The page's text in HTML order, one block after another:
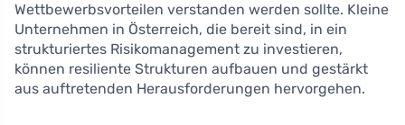
Wettbewerbsvorteilen verstanden werden sollte. Kleine
Unternehmen in Österreich, die bereit sind, in ein
strukturiertes Risikomanagement zu investieren,
können resiliente Strukturen aufbauen und gestärkt
aus auftretenden Herausforderungen hervorgehen.